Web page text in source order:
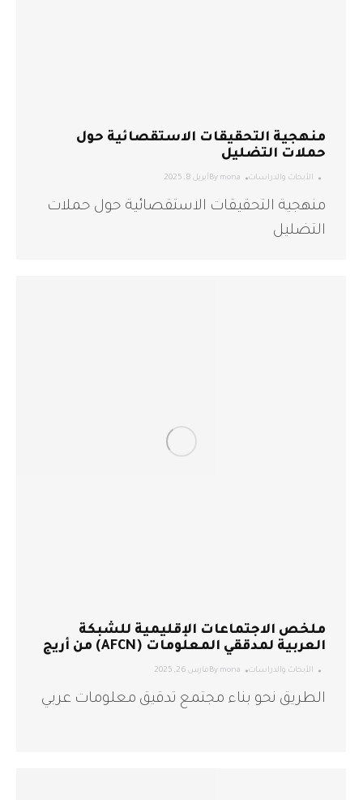
منهجية التحقيقات الاستقصائية حول
حملات التضليل
الأبحاث والدراسات By mona أبريل 8, 2025
منهجية التحقيقات الاستقصائية حول حملات
التضليل
ملخص الاجتماعات الإقليمية للشبكة
العربية لمدققي المعلومات (AFCN) من أريج
الأبحاث والدراسات By mona مارس 26, 2025
الطريق نحو بناء مجتمع تدقيق معلومات عربي